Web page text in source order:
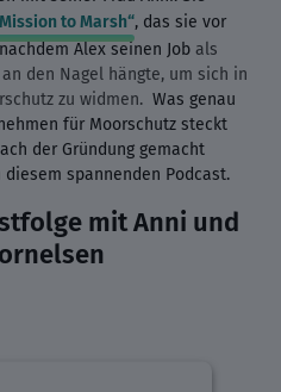
to Marsh“, das sie vor
Alex seinen Job als
den Nagel hängte, um sich in
zu widmen. Was genau
für Moorschutz steckt
der Gründung gemacht
spannenden Podcast.
mit Anni und